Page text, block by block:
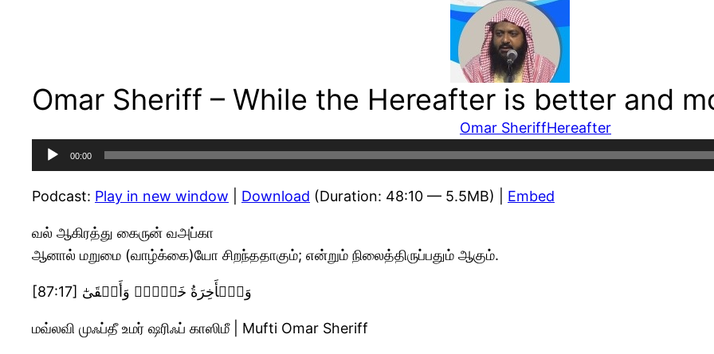
Omar Sheriff – While the Hereafter is better and
Omar SheriffHereafter
Audio
Player
00:00
Podcast: Play in new window Download (Duration: 48:10 — 5.5MB) | Embed
வல் ஆகிரத்து கைருன் வஅப்கா
ஆனால் மறுமை (வாழ்க்கை)யோ சிறந்ததாகும்; என்றும் நிலைத்திருப்பதும் ஆகும்.
[87:17] وَٱلۡأَخِرَةُ خَيۡرٌ۬ وَأَبۡقَىٰٓ
மவ்லவி முஃப்தீ உமர் ஷரிஃப் காஸிமீ | Mufti Omar Sheriff